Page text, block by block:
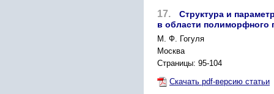
17.
Структура и
в области полиморфного
М. Ф. Гогуля
Москва
Страницы: 95-104
Скачать pdf-версию статьи